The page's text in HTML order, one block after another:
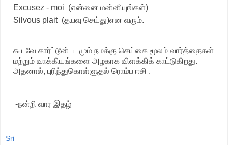
Excusez - moi (என்னை மன்னியுங்கள்)
Silvous plait (தயவு செய்து)என வரும்.
கூடவே கார்ட்டூன் படமும் நமக்கு செய்கை மூலம் வார்த்தைகள்
மற்றும் வாக்கியங்களை அழகாக விளக்கிக் காட்டுகிறது.
அதனால், புரிந்துகொள்ளுதல் ரொம்ப ஈசி .
-நன்றி வார இதழ்
Sri